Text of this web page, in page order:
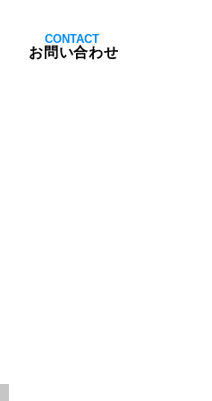
CONTACT
お問い合わせ